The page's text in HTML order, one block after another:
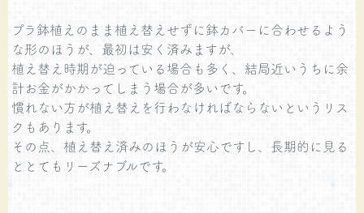
プラ鉢植えのまま植え替えせずに鉢カバーに合わせるよう
な形のほうが、最初は安く済みますが、
植え替え時期が迫っている場合も多く、結局近いうちに余
計お金がかかってしまう場合が多いです。
慣れない方が植え替えを行わなければならないというリス
クもあります。
その点、植え替え済みのほうが安心ですし、長期的に見る
ととてもリーズナブルです。